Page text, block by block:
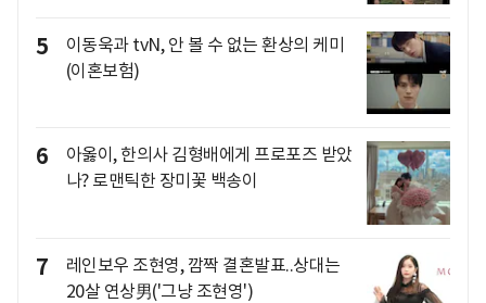
5
이동욱과 tvN, 안 볼 수 없는 환상의 케미
(이혼보험)
6
아옳이, 한의사 김형배에게 프로포즈 받았
나? 로맨틱한 장미꽃 백송이
7
레인보우 조현영, 깜짝 결혼발표..상대는
20살 연상男('그냥 조현영')